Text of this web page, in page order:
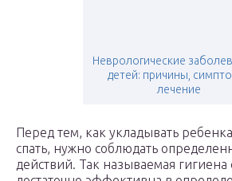
Неврологические
детей: причины,
лечение
Перед тем, как укладывать
спать, нужно соблюдать
действий. Так называемая гигиена